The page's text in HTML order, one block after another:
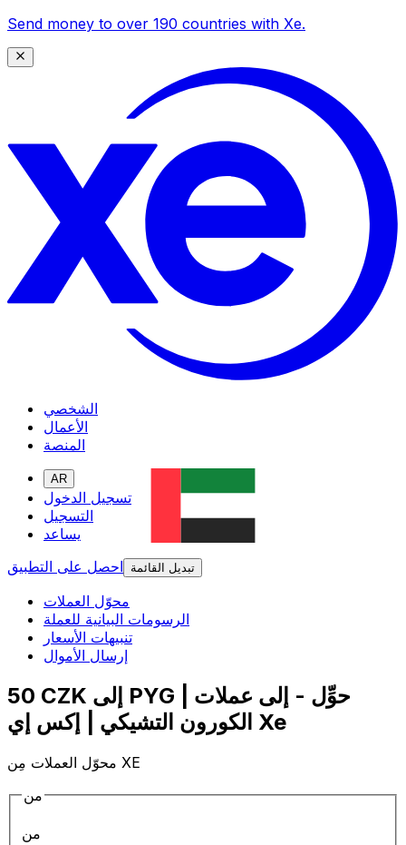
Send money to over 190 countries with Xe.
الشخصي
الأعمال
المنصة
AR
تسجيل الدخول
التسجيل
يساعد
احصل على التطبيق
تبديل القائمة
محوّل العملات
الرسومات البيانية للعملة
تنبيهات الأسعار
إرسال الأموال
50 CZK إلى PYG | حوِّل - إلى عملات
الكورون التشيكي | إكس إي Xe
محوّل العملات مِن XE
من
من